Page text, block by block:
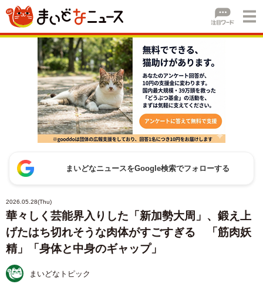
まいどなニュースをGoogle検索でフォローする
2026.05.28(Thu)
華々しく芸能界入りした「新加勢大周」、鍛え上
げたはち切れそうな肉体がすごすぎる 「筋肉妖
精」「身体と中身のギャップ」
まいどなトピック